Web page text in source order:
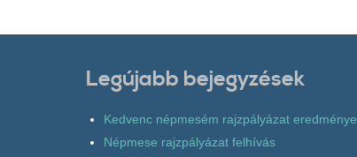
Legújabb bejegyzések
Kedvenc népmesém rajzpályázat eredménye
Népmese rajzpályázat felhívás